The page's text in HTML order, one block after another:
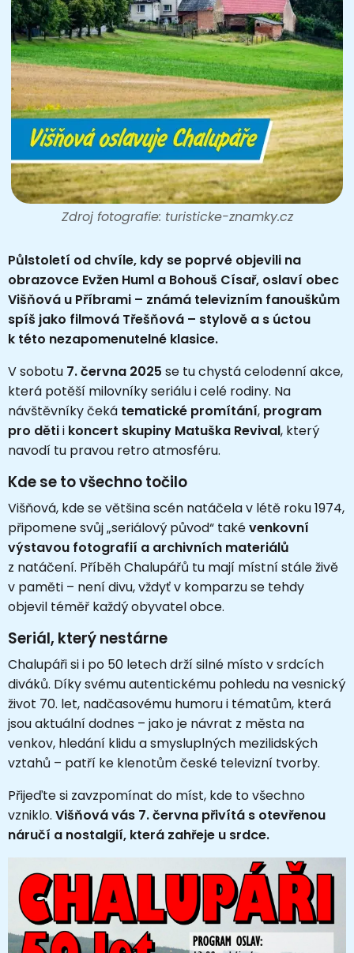
Zdroj fotografie: turisticke-znamky.cz
Půlstoletí od chvíle, kdy se poprvé objevili na
obrazovce Evžen Huml a Bohouš Císař, oslaví obec
Višňová u Příbrami – známá televizním fanouškům
spíš jako filmová Třešňová – stylově a s úctou
k této nezapomenutelné klasice.
V sobotu 7. června 2025 se tu chystá celodenní akce,
která potěší milovníky seriálu i celé rodiny. Na
návštěvníky čeká tematické promítání, program
pro dětii koncert skupiny Matuška Revival, který
navodí tu pravou retro atmosféru.
Kde se to všechno točilo
Višňová, kde se většina scén natáčela v létě roku 1974,
připomene svůj „seriálový původ“ takévenkovní
výstavou fotografií a archivních materiálů
z natáčení. Příběh Chalupářů tu mají místní stále živě
v paměti – není divu, vždyť v komparzu se tehdy
objevil téměř každý obyvatel obce.
Seriál, který nestárne
Chalupáři si i po 50 letech drží silné místo v srdcích
diváků. Díky svému autentickému pohledu na vesnický
život 70. let, nadčasovému humoru i tématům, která
jsou aktuální dodnes – jako je návrat z města na
venkov, hledání klidu a smysluplných mezilidských
vztahů – patří ke klenotům české televizní tvorby.
Přijeďte si zavzpomínat do míst, kde to všechno
vzniklo. Višňová vás 7. června přivítá s otevřenou
náručí a nostalgií, která zahřeje u srdce.